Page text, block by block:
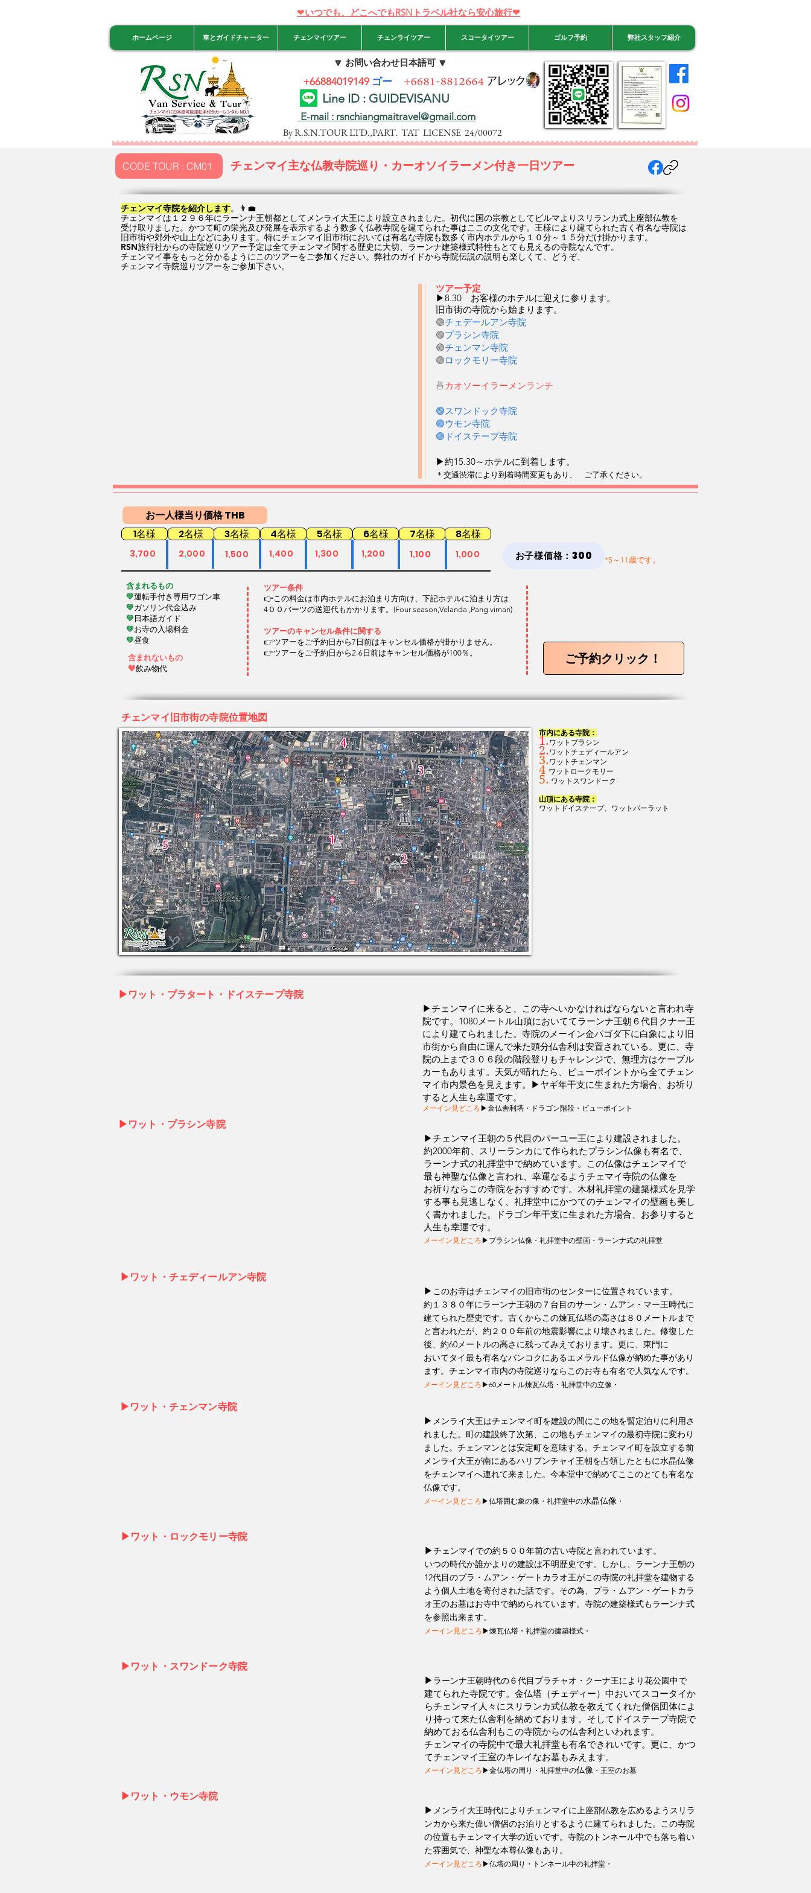
❤いつでも、どこへでもRSNトラベル社なら安心旅行❤
ホームページ 車とガイドチャーター チェンマイツアー チェンライツアー スコータイツアー ゴルフ予約 弊社スタッフ紹介
🔽 お問い合わせ日本語可 🔽
E-mail : rsnchiangmaitravel@gmail.com
By R.S.N.TOUR LTD.,PART. TAT LICENSE 24/00072
Line ID : GUIDEVISANU
+66884019149 ゴー
CODE TOUR : CM01 チェンマイ主な仏教寺院巡り・カーオソイラーメン付き一日ツアー
チェンマイ寺院を紹介します。👨‍💼
チェンマイは１２９６年にラーンナ王朝都としてメンライ大王により設立されました。初代に国の宗教としてビルマよりスリランカ式上座部仏教を
受け取りました。かつて町の栄光及び発展を表示するよう数多く仏教寺院を建てられた事はここの文化です。王様により建てられた古く有名な寺院は
旧市街や郊外や山上などにあります。特にチェンマイ旧市街においては有名な寺院も数多く市内ホテルから１０分～１５分だけ掛かります。
RSN旅行社からの寺院巡りツアー予定は全てチェンマイ関する歴史に大切、ラーンナ建築様式特性もとても見えるの寺院なんです。
チェンマイ事をもっと分かるようにこのツアーをご参加ください。弊社のガイドから寺院伝説の説明も楽しくて、どうぞ、
チェンマイ寺院巡りツアーをご参加下さい。
ツアー予定
▶8.30 お客様のホテルに迎えに参ります。
旧市街の寺院から始まります。
🟢チェデールアン寺院
🟢プラシン寺院
​🟢チェンマン寺院
🟢ロックモリー寺院
🍜 カオソーイラーメンランチ
🟢スワンドック寺院
🟢ウモン寺院
🟢ドイステープ寺院
▶約15.30～ホテルに到着します。
＊交通渋滞により到着時間変更もあり、 ご了承ください。
お一人様当り価格 THB
1名様
2名様 3名様 4名様 5名様 6名様 7名様 8名様
3,700 2,000 1,500 1,400 1,300 1,200 1,100 1,000 お子様価格：300 *5～11歳です。
含まれるもの
💚運転手付き 専用ワゴン車
💚ガソリン代金込み
💚 日本語ガイド
💚お寺の入場料金
💚昼食
含まれないもの
🧡飲み物代
ツアー条件
👉この料金は市内ホテルにお泊まり方向け、下記ホテルに泊まり方は
4００バーツの送迎代もかかります。(Four season,Velanda ,Pang viman)
ツアーのキャンセル条件に関する
👉ツアーをご予約日から7日前はキャンセル価格が掛かりません。
👉ツアーをご予約日から2-6日前はキャンセル価格が100％。
ご予約クリック！
チェンマイ旧市街の寺院位置地図
市内にある寺院：
1.ワットプラシン
2. ワットチェディールアン
3. ワットチェンマン
4 ワットロークモリー
5. ワットスワンドーク
山頂にある寺院：
ワットドイステープ、ワットパーラット
▶ワット・プラタート・ドイステープ寺院
▶チェンマイに来ると、この寺へいかなければならないと言われ寺
院です。 1080メートル山頂においててラーンナ王朝６代目クナー王
により建てられました。寺院のメーイン金パゴダ下に白象により旧
市街から自由に運んで来た頭分仏舎利は安置されている。 ​​更に、寺
院の上まで３０６段の階段登りもチャレンジで、無理方はケーブル
カーもあります。天気が晴れたら、ビューポイントから全てチェン
マイ市内景色を見えます。
▶ヤギ年干支に生まれた方場合、お祈り
すると人生も幸運です。
メーイン見どころ ▶金仏舎利塔・ドラゴン階段・ビューポイント
▶ワット・プラシン寺院
▶チェンマイ王朝の５代目のパーユー王により建設されました。
約2000年前、スリーランカにて作られたプラシン仏像も有名で、
ラーンナ式の礼拝堂中で納めています。
この仏像はチェンマイで
最も神聖な仏像と言われ、幸運なるようチェマイ寺院の仏像を
お祈りならこの寺院をおすすめです。木材礼拝堂の​建築様式を見学
する事も 見逃しなく、礼拝堂中にかつてのチェンマイの壁画も美し
く書かれました。
ドラゴン年干支に生まれた方場合、お参りすると
人生も幸運です。
メーイン見どころ ▶プラシン仏像・礼拝堂中の壁画・ラーンナ式の礼拝堂
▶ワット・チェディールアン寺院
▶ このお寺はチェンマイの旧市街のセンターに位置されています。
約１３８０年にラーンナ王朝の７台目のサーン・ムアン・マー王時代に
建てられた歴史です。古くからこの煉瓦仏塔の高さは８０メートルまで
と言われたが、約２００年前の地震影響により壊されました。修復した
後、約60メートルの高さに残ってみえております。更に、東門に
おいてタイ最も有名なバンコクにあるエメラルド仏像が納めた事があり
ます。チェンマイ市内の寺院巡りならこのお寺も有名で人気なんです。
メーイン見どころ ▶60メートル煉瓦仏塔・礼拝堂中の立像・
▶ワット・チェンマン寺院
▶ メンライ大王はチェンマイ町を建設の間にこの地を暫定泊りに利用さ
れました。町の建設終了次第、この地もチェンマイの最初寺院に変わり
ました。チェンマンとは安定町を意味する。チェンマイ町を設立する前
​メンライ大王が南にあるハリプンチャイ王朝を占領したともに水晶仏像
をチェンマイへ連れて来ました。今本堂中で納めてここのとても有名な
​仏像です。
メーイン見どころ ▶仏塔囲む象の像・礼拝堂中の水晶仏像 ・
▶ワット・ロックモリー寺院
▶チェンマイでの約５００年前の古い寺院と言われています。
いつの時代か誰かよりの建設は不明歴史です。しかし、ラーンナ王朝の
12代目のプラ・ムアン・ゲートカラオ王がこの寺院の礼拝堂を建物する
よう個人土地を寄付された話です。その為、プラ・ムアン・ゲートカラ
オ王の​お墓はお寺中で納められています。寺院の建築様式もラーンナ式
を参照出来ます。
メーイン見どころ ▶煉瓦仏塔・礼拝堂の建築様式 ・
▶ワット・スワンドーク寺院
▶ ラーンナ王朝時代の６代目プラチャオ・クーナ王により花公園中で
建てられた寺院です。金仏塔（チェディー）中おいてスコータイか
らチェンマイ人々にスリランカ式仏教を教えてくれた僧侶団体によ
り持って来た仏舎利を納めております。そしてドイステープ寺院で
納めておる仏舎利もこの寺院からの仏舎利といわれます。
チェンマイの寺院中で最大礼拝堂も有名できれいです。更に、かつ
てチェンマイ王室のキレイなお墓もみえます。
メーイン見どころ ▶金仏塔の周り・礼拝堂中の仏像 ・王室のお墓
▶ワット・ウモン寺院
▶ メンライ大王時代によりチェンマイに上座部仏教を広めるようスリラ
ンカから来た偉い僧侶のお泊りとするように建てられました。この寺院
の位置もチェンマイ大学の近いです。 寺院のトンネール中でも落ち着い
た雰囲気で、神聖な本尊仏像もあり。
メーイン見どころ ▶仏塔の周り・トンネール中の礼拝堂 ・